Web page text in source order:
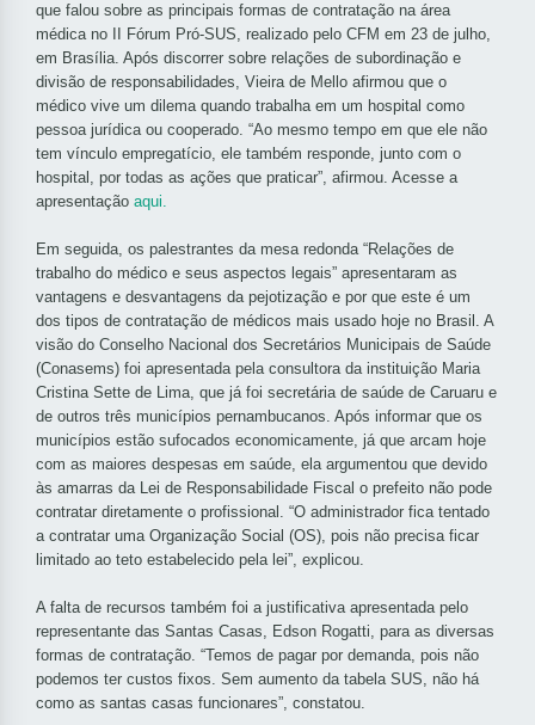
que falou sobre as principais formas de contratação na área
médica no II Fórum Pró-SUS, realizado pelo CFM em 23 de julho,
em Brasília. Após discorrer sobre relações de subordinação e
divisão de responsabilidades, Vieira de Mello afirmou que o
médico vive um dilema quando trabalha em um hospital como
pessoa jurídica ou cooperado. “Ao mesmo tempo em que ele não
tem vínculo empregatício, ele também responde, junto com o
hospital, por todas as ações que praticar”, afirmou. Acesse a
apresentação aqui.
Em seguida, os palestrantes da mesa redonda “Relações de
trabalho do médico e seus aspectos legais” apresentaram as
vantagens e desvantagens da pejotização e por que este é um
dos tipos de contratação de médicos mais usado hoje no Brasil. A
visão do Conselho Nacional dos Secretários Municipais de Saúde
(Conasems) foi apresentada pela consultora da instituição Maria
Cristina Sette de Lima, que já foi secretária de saúde de Caruaru e
de outros três municípios pernambucanos. Após informar que os
municípios estão sufocados economicamente, já que arcam hoje
com as maiores despesas em saúde, ela argumentou que devido
às amarras da Lei de Responsabilidade Fiscal o prefeito não pode
contratar diretamente o profissional. “O administrador fica tentado
a contratar uma Organização Social (OS), pois não precisa ficar
limitado ao teto estabelecido pela lei”, explicou.
A falta de recursos também foi a justificativa apresentada pelo
representante das Santas Casas, Edson Rogatti, para as diversas
formas de contratação. “Temos de pagar por demanda, pois não
podemos ter custos fixos. Sem aumento da tabela SUS, não há
como as santas casas funcionares”, constatou.